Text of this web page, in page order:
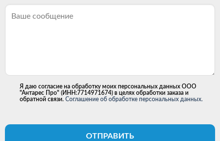
Я даю согласие на обработку моих персональных данных ООО
"Антарес Про" (ИНН:7714971674) в целях обработки заказа и
обратной связи. Соглашение об обработке персональных данных.
ОТПРАВИТЬ